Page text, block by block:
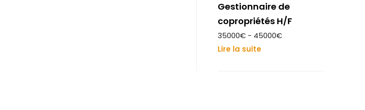
Gestionnaire de
copropriétés H/F
35000€ - 45000€
Lire la suite